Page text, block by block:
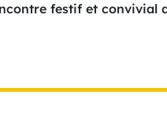
festif et